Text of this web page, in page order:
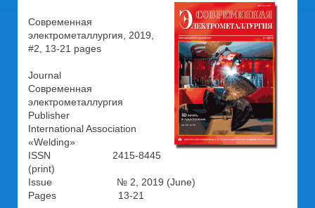
Современная
электрометаллургия, 2019,
#2, 13-21 pages
Journal
Современная
электрометаллургия
Publisher
International Association
«Welding»
ISSN 2415-8445
(print)
Issue № 2, 2019 (June)
Pages 13-21